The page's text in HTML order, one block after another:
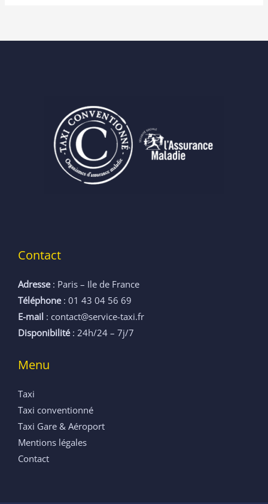
Contact
Adresse: Paris – Ile de France
Téléphone: 01 43 04 56 69
E-mail : contact@service-taxi.fr
Disponibilité: 24h/24 – 7j/7
Menu
Taxi
Taxi conventionné
Taxi Gare & Aéroport
Mentions légales
Contact